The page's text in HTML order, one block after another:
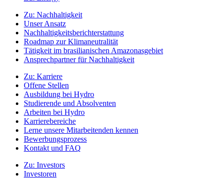
Zu: Nachhaltigkeit
Unser Ansatz
Nachhaltigkeitsberichterstattung
Roadmap zur Klimaneutralität
Tätigkeit im brasilianischen Amazonasgebiet
Ansprechpartner für Nachhaltigkeit
Zu: Karriere
Offene Stellen
Ausbildung bei Hydro
Studierende und Absolventen
Arbeiten bei Hydro
Karrierebereiche
Lerne unsere Mitarbeitenden kennen
Bewerbungsprozess
Kontakt und FAQ
Zu: Investors
Investoren